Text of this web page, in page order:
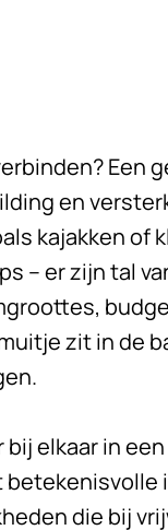
Een
en
kajakken of
– er zijn tal
zit in de
elkaar in
betekenisvolle
die bij